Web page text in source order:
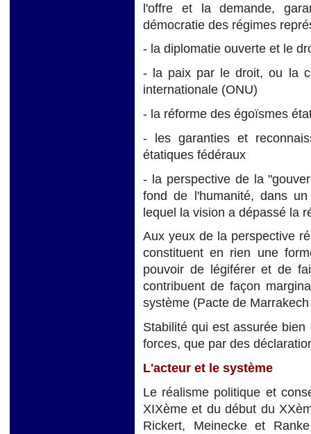
l'offre et la demande,
démocratie des régimes
- la diplomatie ouverte et le
- la paix par le droit, ou la
internationale (ONU)
- la réforme des égoïsmes
- les garanties et
étatiques fédéraux
- la perspective de la
fond de l'humanité, dans
lequel la vision a dépassé la
Aux yeux de la perspective
constituent en rien une
pouvoir de légiférer et de
contribuent de façon
système (Pacte de
Stabilité qui est assurée
forces, que par des
L'acteur et le système
Le réalisme politique et
XIXème et du début du
Rickert, Meinecke et